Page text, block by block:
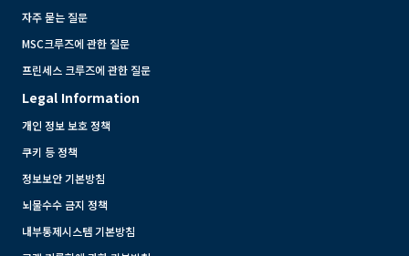
자주 묻는 질문
MSC크루즈에 관한 질문
프린세스 크루즈에 관한 질문
Legal Information
개인 정보 보호 정책
쿠키 등 정책
정보보안 기본방침
뇌물수수 금지 정책
내부통제시스템 기본방침